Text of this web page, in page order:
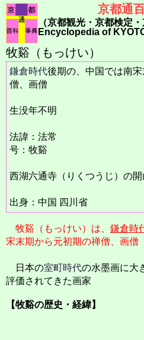
京都通
（京都観光・京都検定
Encyclopedia of
牧谿（もっけい）
鎌倉時代後期の、中国では南
僧、画僧
生没年不明
法諱：法常
号：牧谿
西湖六通寺（りくつうじ）の開
出身：中国 四川省
牧谿（もっけい）は、 鎌倉時
宋末期から元初期の禅僧、画僧
日本の室町時代の水墨画に大
評価されてきた画家
【牧谿の歴史・経緯】